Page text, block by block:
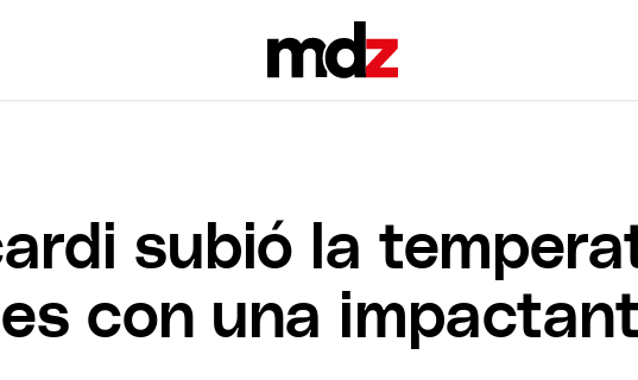
subió la
con una